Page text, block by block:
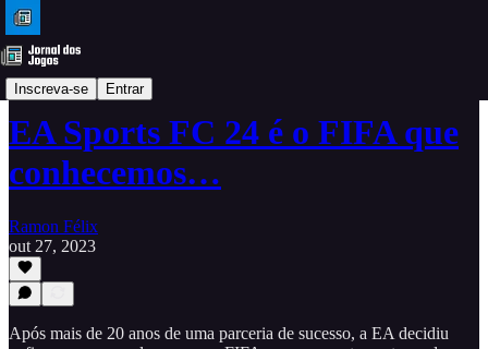
Inscreva-se Entrar
Análises
EA Sports FC 24 é o FIFA que
conhecemos…
Ramon Félix
out 27, 2023
Após mais de 20 anos de uma parceria de sucesso, a EA decidiu